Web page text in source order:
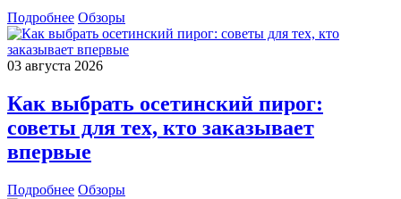
Подробнее Обзоры
03 августа 2026
Как выбрать осетинский пирог:
советы для тех, кто заказывает
впервые
Подробнее Обзоры